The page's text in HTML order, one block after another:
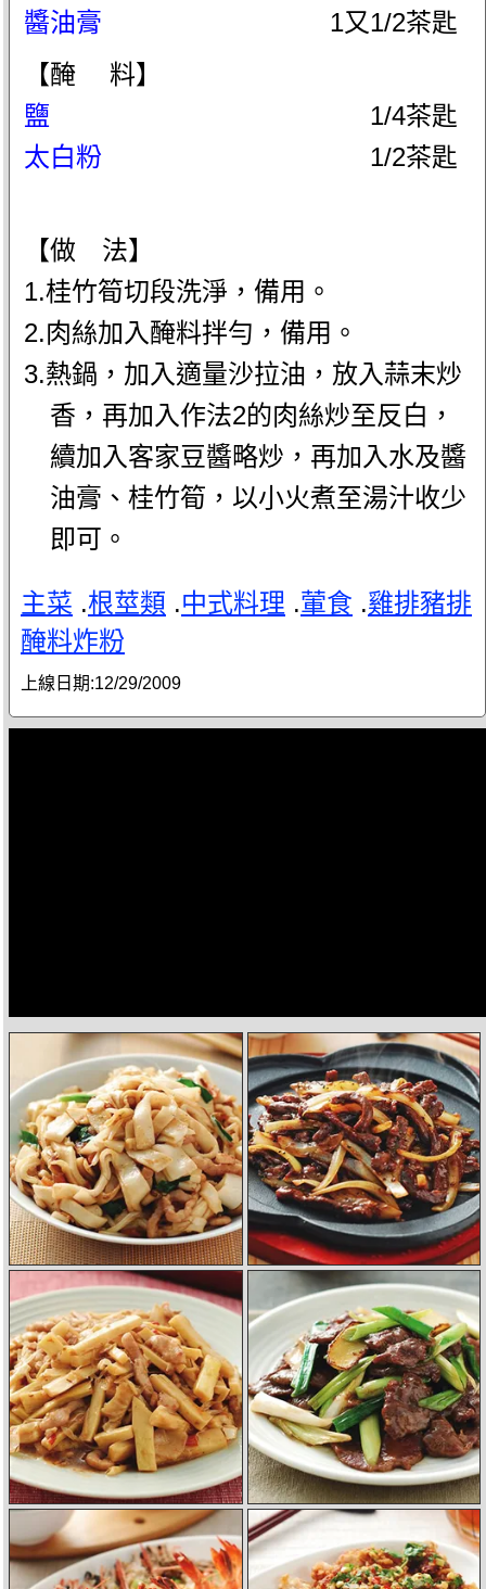
醬油膏
1又1/2茶匙
【醃 料】
鹽
1/4茶匙
太白粉
1/2茶匙
【做 法】
1.桂竹筍切段洗淨，備用。
2.肉絲加入醃料拌勻，備用。
3.熱鍋，加入適量沙拉油，放入蒜末炒
香，再加入作法2的肉絲炒至反白，
續加入客家豆醬略炒，再加入水及醬
油膏、桂竹筍，以小火煮至湯汁收少
即可。
主菜 .根莖類 .中式料理 .葷食 .雞排豬排
醃料炸粉
上線日期:12/29/2009